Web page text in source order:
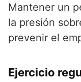
Mantener un
la presión
prevenir el
Ejercicio